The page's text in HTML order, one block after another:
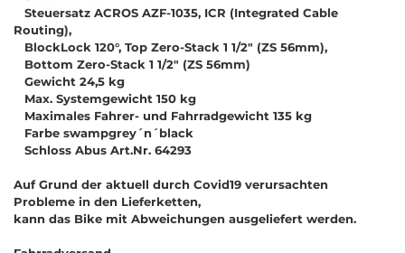
Steuersatz ACROS AZF-1035, ICR (Integrated Cable
Routing),
BlockLock 120°, Top Zero-Stack 1 1/2" (ZS 56mm),
Bottom Zero-Stack 1 1/2" (ZS 56mm)
Gewicht 24,5 kg
Max. Systemgewicht 150 kg
Maximales Fahrer- und Fahrradgewicht 135 kg
Farbe swampgrey´n´black
Schloss Abus Art.Nr. 64293
Auf Grund der aktuell durch Covid19 verursachten
Probleme in den Lieferketten,
kann das Bike mit Abweichungen ausgeliefert werden.